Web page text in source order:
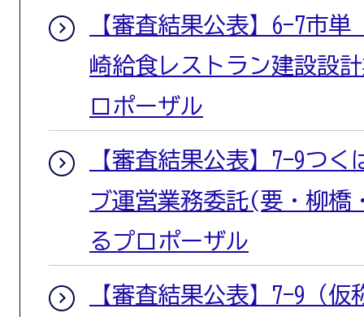
【審査結果公表】6-7市
崎給食レストラン建設設
ロポーザル
【審査結果公表】7-9つ
ブ運営業務委託(要・柳橋
るプロポーザル
【審査結果公表】7-9（